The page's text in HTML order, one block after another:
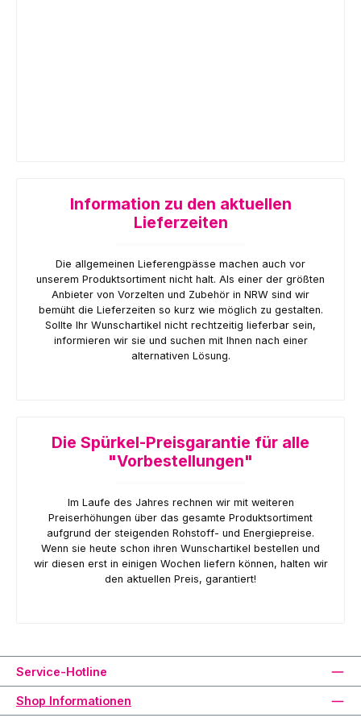
Information zu den aktuellen
Lieferzeiten
Die allgemeinen Lieferengpässe machen auch vor
unserem Produktsortiment nicht halt. Als einer der größten
Anbieter von Vorzelten und Zubehör in NRW sind wir
bemüht die Lieferzeiten so kurz wie möglich zu gestalten.
Sollte Ihr Wunschartikel nicht rechtzeitig lieferbar sein,
informieren wir sie und suchen mit Ihnen nach einer
alternativen Lösung.
Die Spürkel-Preisgarantie für alle
"Vorbestellungen"
Im Laufe des Jahres rechnen wir mit weiteren
Preiserhöhungen über das gesamte Produktsortiment
aufgrund der steigenden Rohstoff- und Energiepreise.
Wenn sie heute schon ihren Wunschartikel bestellen und
wir diesen erst in einigen Wochen liefern können, halten wir
den aktuellen Preis, garantiert!
Service-Hotline
Shop Informationen